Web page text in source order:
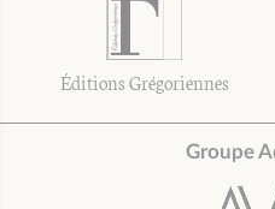
Éditions Grégoriennes
Groupe